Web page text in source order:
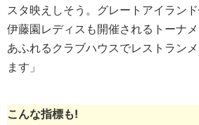
スタ映えしそう。グレートアイラン
伊藤園レディスも開催されるトーナ
あふれるクラブハウスでレストラン
ます」
こんな指標も!